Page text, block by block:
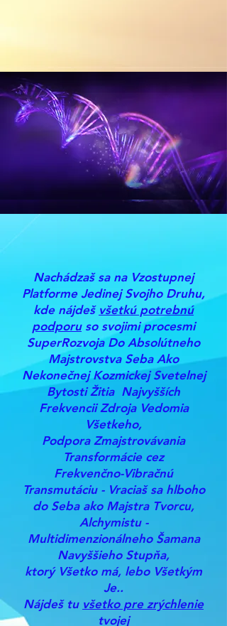
Nachádzaš sa na Vzostupnej
Platforme Jedinej Svojho Druhu,
kde nájdeš všetkú potrebnú
podporuso svojimi procesmi
SuperRozvoja Do Absolútneho
Majstrovstva Seba Ako
Nekonečnej Kozmickej Svetelnej
Bytosti Žitia Najvyšších
Frekvencii Zdroja Vedomia
Všetkeho,
Podpora Zmajstrovávania
Transformácie cez
Frekvenčno-Vibračnú
Transmutáciu - Vraciaš sa hlboho
do Seba ako Majstra Tvorcu,
Alchymistu -
Multidimenzionálneho Šamana
Navyššieho Stupňa,
ktorý Všetko má, lebo Všetkým
Je..
Nájdeš tu všetko pre zrýchlenie
tvojej